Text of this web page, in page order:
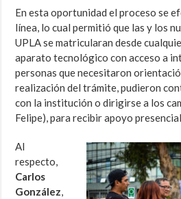
En esta oportunidad el proceso se
línea, lo cual permitió que las y los
UPLA se matricularan desde
aparato tecnológico con acceso a
personas que necesitaron
realización del trámite, pudieron
con la institución o dirigirse a los
Felipe), para recibir apoyo
Al
respecto,
Carlos
González,